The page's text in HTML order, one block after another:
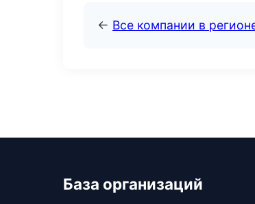
← Все компании в
База организаций